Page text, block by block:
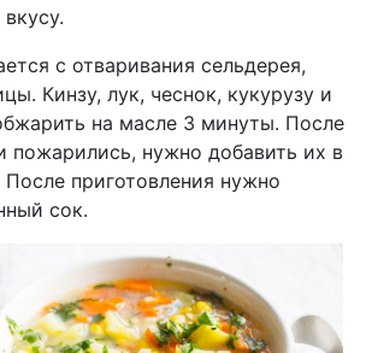
с отваривания сельдерея,
Кинзу, лук, чеснок, кукурузу и
на масле 3 минуты. После
пожарились, нужно добавить их в
После приготовления нужно
сок.